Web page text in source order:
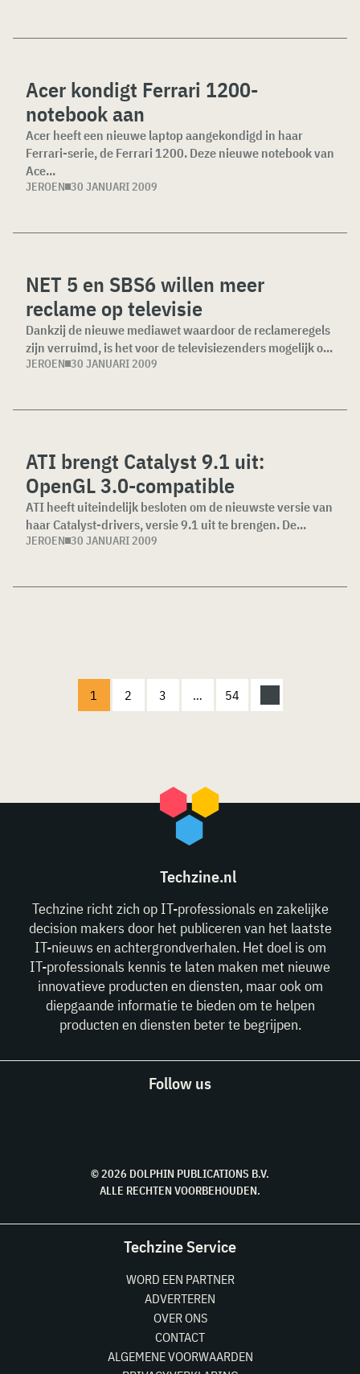
Acer kondigt Ferrari 1200-
notebook aan
Acer heeft een nieuwe laptop aangekondigd in haar
Ferrari-serie, de Ferrari 1200. Deze nieuwe notebook van
Ace...
JEROEN 30 JANUARI 2009
NET 5 en SBS6 willen meer
reclame op televisie
Dankzij de nieuwe mediawet waardoor de reclameregels
zijn verruimd, is het voor de televisiezenders mogelijk o...
JEROEN 30 JANUARI 2009
ATI brengt Catalyst 9.1 uit:
OpenGL 3.0-compatible
ATI heeft uiteindelijk besloten om de nieuwste versie van
haar Catalyst-drivers, versie 9.1 uit te brengen. De...
JEROEN 30 JANUARI 2009
1 2 3 … 54
Techzine.nl
Techzine richt zich op IT-professionals en zakelijke
decision makers door het publiceren van het laatste
IT-nieuws en achtergrondverhalen. Het doel is om
IT-professionals kennis te laten maken met nieuwe
innovatieve producten en diensten, maar ook om
diepgaande informatie te bieden om te helpen
producten en diensten beter te begrijpen.
Follow us
© 2026 DOLPHIN PUBLICATIONS B.V.
ALLE RECHTEN VOORBEHOUDEN.
Techzine Service
WORD EEN PARTNER
ADVERTEREN
OVER ONS
CONTACT
ALGEMENE VOORWAARDEN